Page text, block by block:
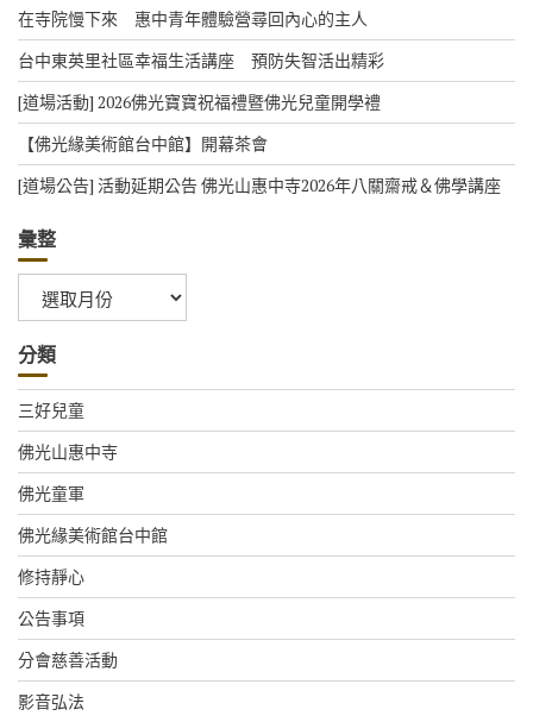
在寺院慢下來 惠中青年體驗營尋回內心的主人
台中東英里社區幸福生活講座 預防失智活出精彩
[道場活動] 2026佛光寶寶祝福禮暨佛光兒童開學禮
【佛光緣美術館台中館】開幕茶會
[道場公告] 活動延期公告 佛光山惠中寺2026年八關齋戒＆佛學講座
彙整
整
分類
三好兒童
佛光山惠中寺
佛光童軍
佛光緣美術館台中館
修持靜心
公告事項
分會慈善活動
影音弘法